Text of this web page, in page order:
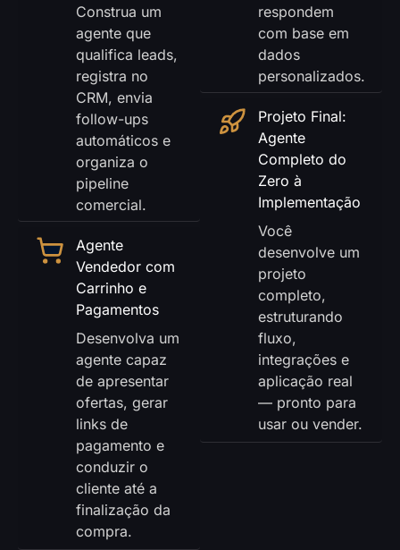
Construa um
agente que
qualifica leads,
registra no
CRM, envia
follow-ups
automáticos e
organiza o
pipeline
comercial.
Agente
Vendedor com
Carrinho e
Pagamentos
Desenvolva um
agente capaz
de apresentar
ofertas, gerar
links de
pagamento e
conduzir o
cliente até a
finalização da
compra.
respondem
com base em
dados
personalizados.
Projeto Final:
Agente
Completo do
Zero à
Implementação
Você
desenvolve um
projeto
completo,
estruturando
fluxo,
integrações e
aplicação real
— pronto para
usar ou vender.